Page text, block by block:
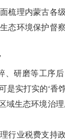
梳理内蒙古各
态环境保护督
研磨等工序
是实打实的‘香
域生态环境治
行业税费支持